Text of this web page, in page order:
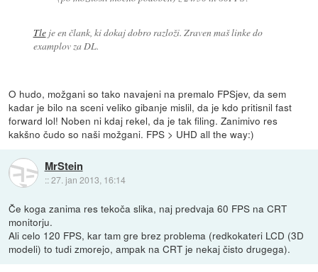
Tleje en člank, ki dokaj dobro razloži. Zraven maš linke do
examplov za DL.
O hudo, možgani so tako navajeni na premalo FPSjev, da sem
kadar je bilo na sceni veliko gibanje mislil, da je kdo pritisnil fast
forward lol! Noben ni kdaj rekel, da je tak filing. Zanimivo res
kakšno čudo so naši možgani. FPS > UHD all the way:)
MrStein
::27. jan 2013, 16:14
Če koga zanima res tekoča slika, naj predvaja 60 FPS na CRT
monitorju.
Ali celo 120 FPS, kar tam gre brez problema (redkokateri LCD (3D
modeli) to tudi zmorejo, ampak na CRT je nekaj čisto drugega).